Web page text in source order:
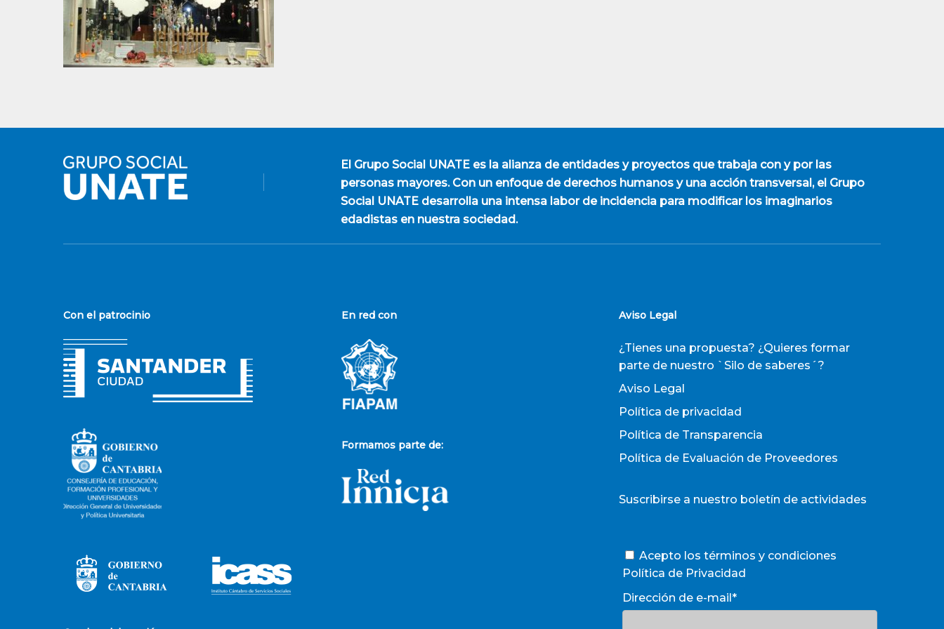
El Grupo Social UNATEes la alianza de entidades y proyectos que trabaja con y por las
personas mayores. Con un enfoque de derechos humanos y una acción transversal, el Grupo
Social UNATE desarrolla una intensa labor de incidencia para modificar los imaginarios
edadistas en nuestra sociedad.
Con el patrocinio En red con
Formamos parte de:
Aviso Legal
¿Tienes una propuesta? ¿Quieres formar
parte de nuestro `Silo de saberes´?
Aviso Legal
Política de privacidad
Política de Transparencia
Política de Evaluación de Proveedores
Suscribirse a nuestro boletín de actividades
Acepto los términos y condiciones
Política de Privacidad
Dirección de e-mail*